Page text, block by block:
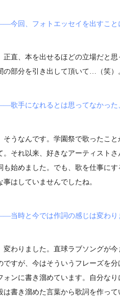
今回、フォトエッセイを出すこと
正直、本を出せるほどの立場だと思
の部分を引き出して頂いて…（笑）
歌手になれるとは思ってなかった
そうなんです。学園祭で歌ったこと
。それ以来、好きなアーティスト
も始めました。でも、歌を仕事に
事はしていませんでしたね。
当時と今では作詞の感じは変わり
変わりました。直球ラブソングが今
ですが、今はそういうフレーズを
ォンに書き溜めています。自分な
は書き溜めた言葉から歌詞を作って